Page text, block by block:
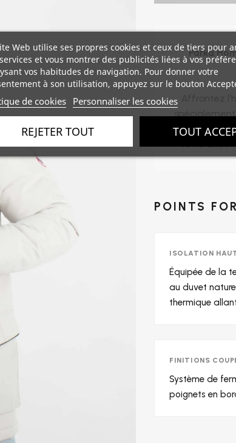
Parka
Affrontez
esthétique
votre
POINTS
ISOLATION
Équipée de la
au duvet
thermique
FINITIONS
Système de
poignets en
Web utilise ses propres cookies et ceux de tiers pour
et vous montrer des publicités liées à vos
vos habitudes de navigation. Pour donner votre
à son utilisation, appuyez sur le bouton
de cookies Personnaliser les cookies
REJETER TOUT TOUT